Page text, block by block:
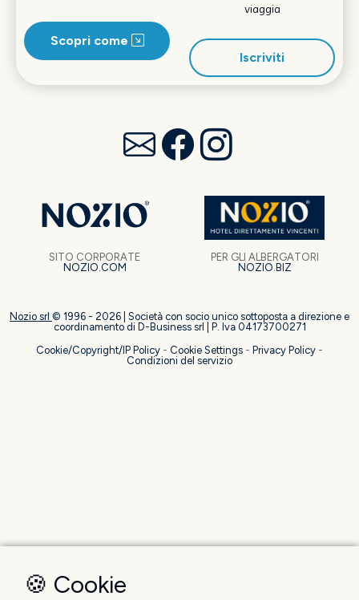
Scopri come
viaggia
Iscriviti
SITO CORPORATE
NOZIO.COM
PER GLI ALBERGATORI
NOZIO.BIZ
Nozio srl © 1996 - 2026 | Società con socio unico sottoposta a direzione e
coordinamento di D-Business srl | P. Iva 04173700271
Cookie/Copyright/IP Policy - Cookie Settings - Privacy Policy -
Condizioni del servizio
🍪 Cookie